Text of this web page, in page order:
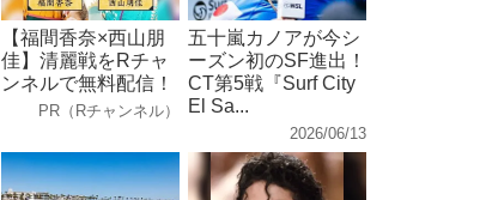
【福間香奈×西山朋
佳】清麗戦をRチャ
ンネルで無料配信！
PR（Rチャンネル）
五十嵐カノアが今シ
ーズン初のSF進出！
CT第5戦『Surf City
El Sa...
2026/06/13